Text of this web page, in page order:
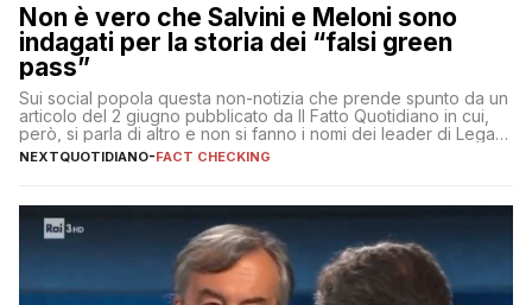
Non è vero che Salvini e Meloni sono
indagati per la storia dei “falsi green
pass”
Sui social popola questa non-notizia che prende spunto da un
articolo del 2 giugno pubblicato da Il Fatto Quotidiano in cui,
però, si parla di altro e non si fanno i nomi dei leader di Lega e
Fratelli d’Italia
NEXTQUOTIDIANO-FACT CHECKING